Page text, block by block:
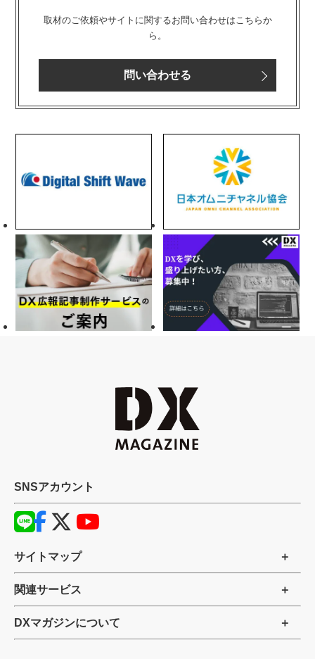
取材のご依頼やサイトに関するお問い合わせはこちらか
ら。
問い合わせる
SNSアカウント
サイトマップ
関連サービス
DXマガジンについて